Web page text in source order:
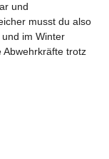
und
musst du also
im Winter
Abwehrkräfte trotz